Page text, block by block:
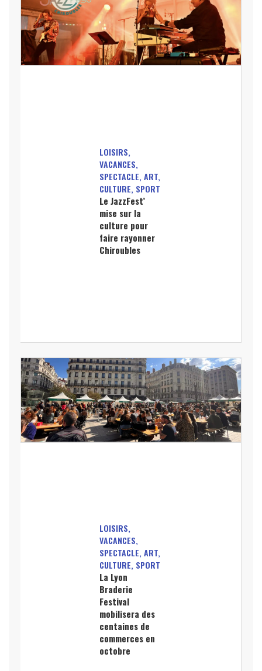
LOISIRS,
VACANCES,
SPECTACLE, ART,
CULTURE, SPORT
Le JazzFest’
mise sur la
culture pour
faire rayonner
Chiroubles
LOISIRS,
VACANCES,
SPECTACLE, ART,
CULTURE, SPORT
La Lyon
Braderie
Festival
mobilisera des
centaines de
commerces en
octobre